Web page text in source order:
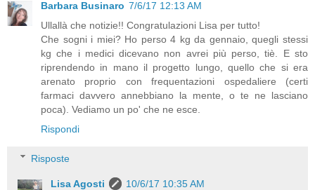
Barbara Businaro 7/6/17 12:13 AM
Ullallà che notizie!! Congratulazioni Lisa per tutto!
Che sogni i miei? Ho perso 4 kg da gennaio, quegli stessi
kg che i medici dicevano non avrei più perso, tiè. E sto
riprendendo in mano il progetto lungo, quello che si era
arenato proprio con frequentazioni ospedaliere (certi
farmaci davvero annebbiano la mente, o te ne lasciano
poca). Vediamo un po' che ne esce.
Rispondi
Risposte
Lisa Agosti
10/6/17 10:35 AM